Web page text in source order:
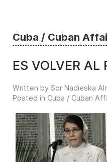
Cuba / Cuban
ES VOLVER AL
Written by Sor Nadieska
Posted in Cuba / Cuban